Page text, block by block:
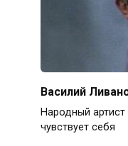
Василий
Народный
чувствует себя